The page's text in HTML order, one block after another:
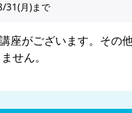
31(月)まで
座がございます。その
せん。